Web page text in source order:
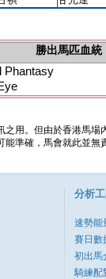
勝出馬匹血統
Phantasy
用。但由於香港馬
準確，馬會就此並
分析
速勢能
賽日數
初出馬
騎練配